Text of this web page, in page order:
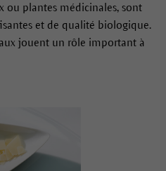
ou plantes médicinales, sont
et de qualité biologique.
jouent un rôle important à